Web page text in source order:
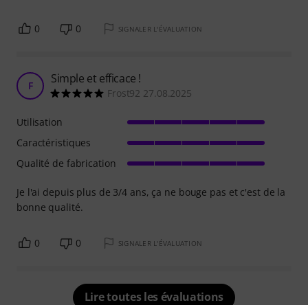
0 0 SIGNALER L'ÉVALUATION
F Simple et efficace !
Frost92 27.08.2025
Je l'ai depuis plus de 3/4 ans, ça ne bouge pas et c'est de la
bonne qualité.
Utilisation
Caractéristiques
Qualité de fabrication
0 0 SIGNALER L'ÉVALUATION
Lire toutes les évaluations